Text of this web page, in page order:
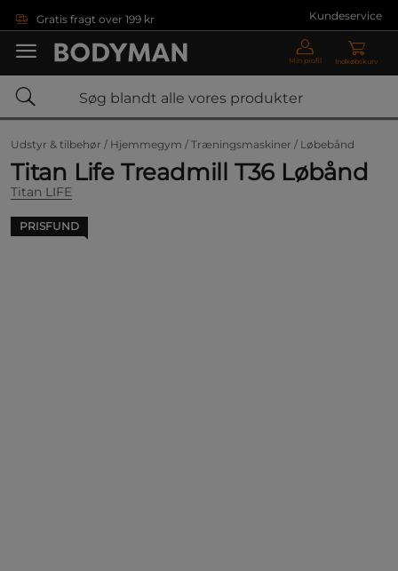
Gratis fragt over 199 kr Kundeservice
Min profil Indkøbskurv
Udstyr & tilbehør / Hjemmegym / Træningsmaskiner / Løbebånd
Titan Life Treadmill T36 Løbånd
Titan LIFE
PRISFUND